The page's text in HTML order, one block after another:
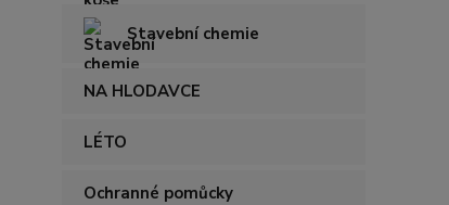
Stavební chemie
NA HLODAVCE
LÉTO
Ochranné pomůcky